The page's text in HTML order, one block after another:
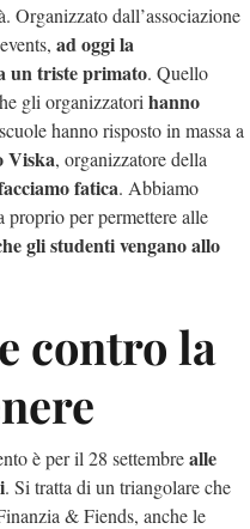
Organizzato dall’associazione
ad oggi la
un triste primato. Quello
gli organizzatori hanno
hanno risposto in massa a
Viska, organizzatore della
fatica. Abbiamo
proprio per permettere alle
gli studenti vengano allo
contro la
è per il 28 settembrealle
. Si tratta di un triangolare che
& Fiends, anche le